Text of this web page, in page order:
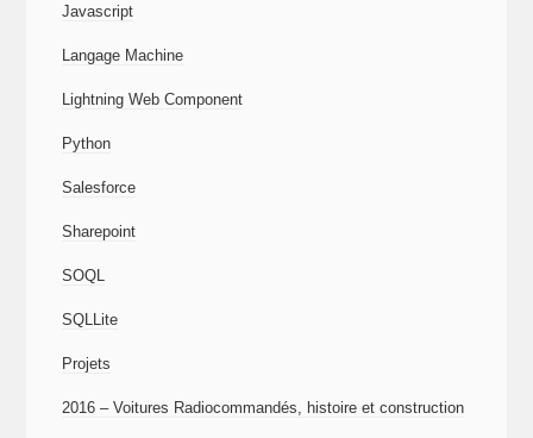
Javascript
Langage Machine
Lightning Web Component
Python
Salesforce
Sharepoint
SOQL
SQLLite
Projets
2016 – Voitures Radiocommandés, histoire et construction